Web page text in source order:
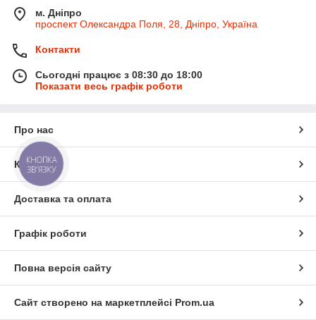
м. Дніпро
проспект Олександра Поля, 28, Дніпро, Україна
Контакти
Сьогодні працює з 08:30 до 18:00
Показати весь графік роботи
Про нас
Контакти
Доставка та оплата
Графік роботи
Повна версія сайту
Сайт створено на маркетплейсі Prom.ua
КНОПКА
ЗВ'ЯЗКУ